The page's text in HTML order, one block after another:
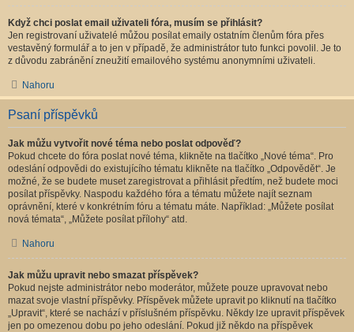
Když chci poslat email uživateli fóra, musím se přihlásit?
Jen registrovaní uživatelé můžou posílat emaily ostatním členům fóra přes
vestavěný formulář a to jen v případě, že administrátor tuto funkci povolil. Je to
z důvodu zabránění zneužití emailového systému anonymními uživateli.
Nahoru
Psaní příspěvků
Jak můžu vytvořit nové téma nebo poslat odpověď?
Pokud chcete do fóra poslat nové téma, klikněte na tlačítko „Nové téma“. Pro
odeslání odpovědi do existujícího tématu klikněte na tlačítko „Odpovědět“. Je
možné, že se budete muset zaregistrovat a přihlásit předtím, než budete moci
posílat příspěvky. Naspodu každého fóra a tématu můžete najít seznam
oprávnění, které v konkrétním fóru a tématu máte. Například: „Můžete posílat
nová témata“, „Můžete posílat přílohy“ atd.
Nahoru
Jak můžu upravit nebo smazat příspěvek?
Pokud nejste administrátor nebo moderátor, můžete pouze upravovat nebo
mazat svoje vlastní příspěvky. Příspěvek můžete upravit po kliknutí na tlačítko
„Upravit“, které se nachází v příslušném příspěvku. Někdy lze upravit příspěvek
jen po omezenou dobu po jeho odeslání. Pokud již někdo na příspěvek